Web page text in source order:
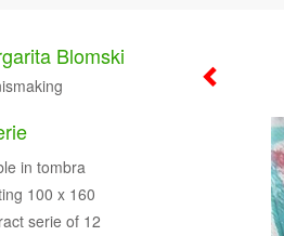
Blomski
in tombra
100 x 160
serie of 12